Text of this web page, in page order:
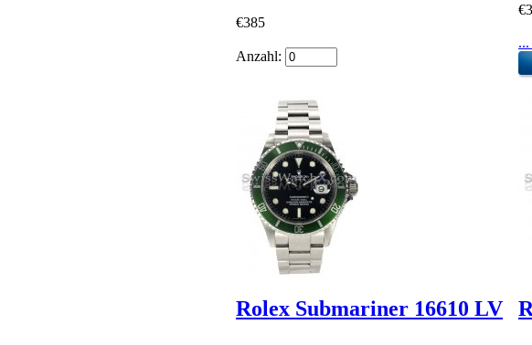
€385
Anzahl:
Rolex Submariner 16610 LV